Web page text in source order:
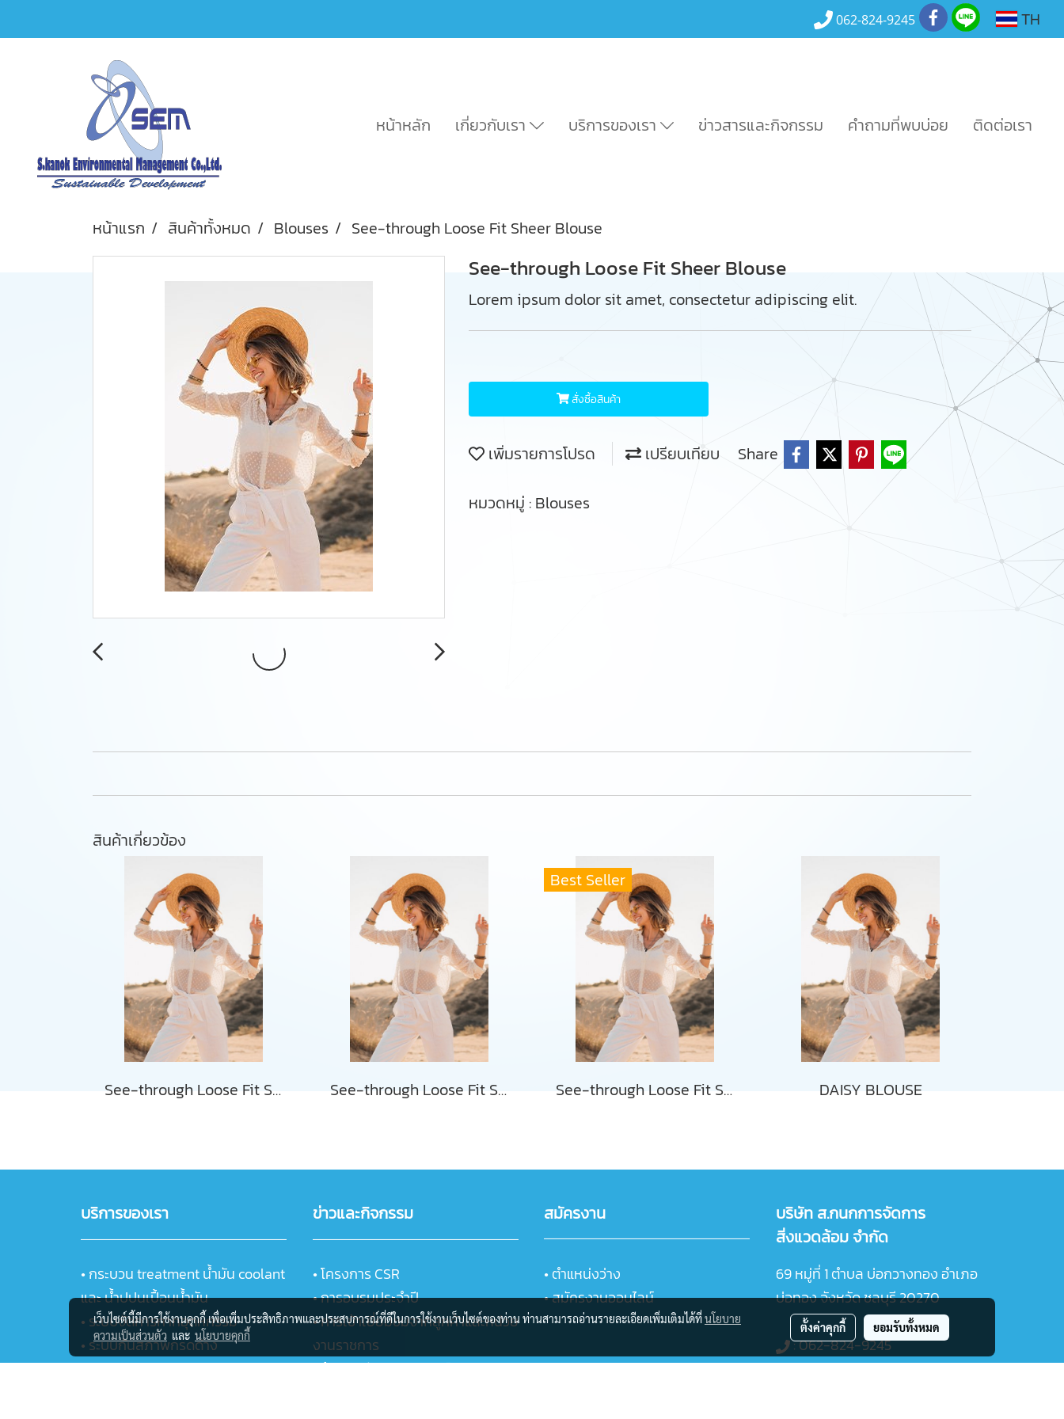
062-824-9245 TH
หน้าหลัก เกี่ยวกับเรา บริการของเรา ข่าวสารและกิจกรรม คำถามที่พบบ่อย ติดต่อเรา
หน้าแรก สินค้าทั้งหมด Blouses See-through Loose Fit Sheer Blouse
See-through Loose Fit Sheer Blouse
Lorem ipsum dolor sit amet, consectetur adipiscing elit.
สั่งซื้อสินค้า
เพิ่มรายการโปรด เปรียบเทียบ Share
หมวดหมู่ : Blouses
สินค้าเกี่ยวข้อง
See-through Loose Fit Sheer Blouse See-through Loose Fit Sheer Blouse
Best Seller
See-through Loose Fit Sheer Blouse DAISY BLOUSE
บริการของเรา
• กระบวน treatment น้ำมัน coolant
และ น้ำปปนเปื้อนน้ำมัน
• ระบบจัดการกากอุตหกรรม
• ระบบกันสภาพกรดด่าง
•ระบบขนส่ง
ข่าวและกิจกรรม
•โครงการ CSR
•การอบรมประจำปี
•การเข้าเยี่ยมชมจากลูกค้าและหน่วย
งานราชการ
• ห้องปฏิบัติการวิเคราะห์
สมัครงาน
• ตำแหน่งว่าง
• สมัครงานออนไลน์
บริษัท ส.กนกการจัดการ
สิ่งแวดล้อม จำกัด
69 หมู่ที่ 1 ตำบล บ่อกวางทอง อำเภอ
บ่อทอง จังหวัด ชลบุรี 20270
:062-824-9245
เว็บไซต์นี้มีการใช้งานคุกกี้ เพื่อเพิ่มประสิทธิภาพและประสบการณ์ที่ดีในการใช้งานเว็บไซต์ของท่าน ท่านสามารถอ่านรายละเอียดเพิ่มเติมได้ที่นโยบาย
ความเป็นส่วนตัว และ นโยบายคุกกี้
ตั้งค่าคุกกี้ ยอมรับทั้งหมด